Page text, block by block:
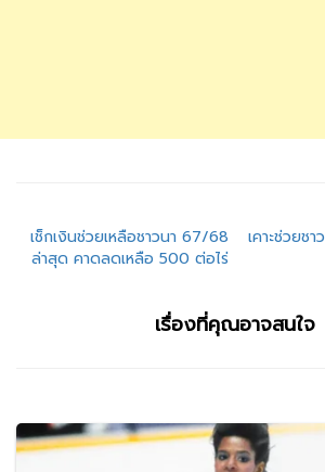
แนะแนว
เรื่อง
เช็กเงินช่วยเหลือชาวนา 67/68
ล่าสุด คาดลดเหลือ 500 ต่อไร่
เคาะช่วยช
เรื่องที่คุณอาจสนใจ